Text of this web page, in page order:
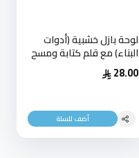
لوحة بازل خشبية (أدوات
البناء) مع قلم كتابة ومسح
28.00
أضف للسلة